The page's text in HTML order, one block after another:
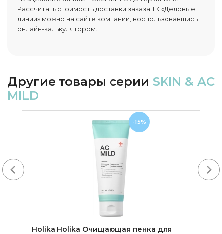
Рассчитать стоимость доставки заказа ТК «Деловые
линии» можно на сайте компании, воспользовавшись
онлайн-калькулятором
Другие товары серии SKIN & AC
MILD
Holika Holika Очищающая пенка для
-15%